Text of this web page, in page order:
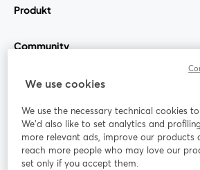
Produkt
Community
StreamYard für
Mitmachen
Webinar Facebook
wird
We use cookies
We use the necessary technical cookies
We'd also like to set analytics and
more relevant ads, improve our products
reach more people who may love our
set only if you accept them.